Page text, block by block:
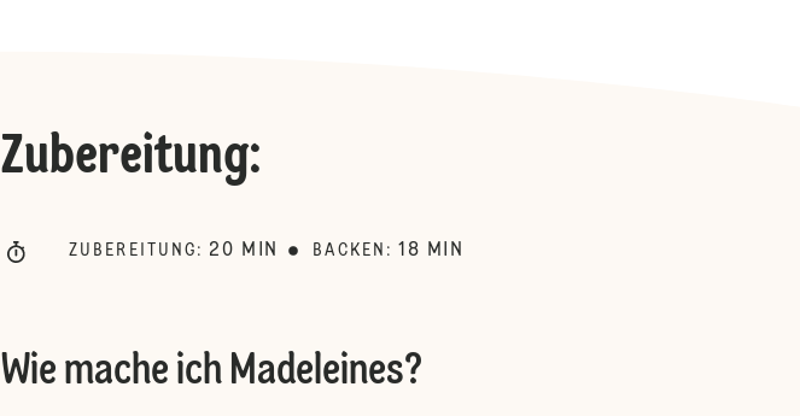
Zubereitung:
ZUBEREITUNG : 20 MIN BACKEN : 18 MIN
Wie mache ich Madeleines?